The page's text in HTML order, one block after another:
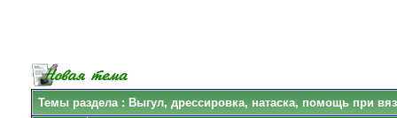
Темы раздела: Выгул, дрессировка, натаска, помощь при